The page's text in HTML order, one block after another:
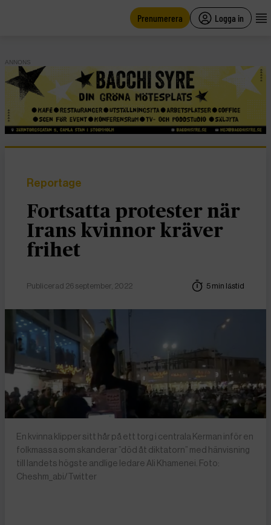
Prenumerera Logga in
ANNONS
Reportage
Fortsatta protester när
Irans kvinnor kräver
frihet
Publicerad 26 september, 2022 5 min lästid
En kvinna klipper sitt hår på ett torg i centrala Kerman inför en
folkmassa som skanderar ”död åt diktatorn” med hänvisning
till landets högste andlige ledare Ali Khamenei. Foto:
Cheshm_abi/Twitter